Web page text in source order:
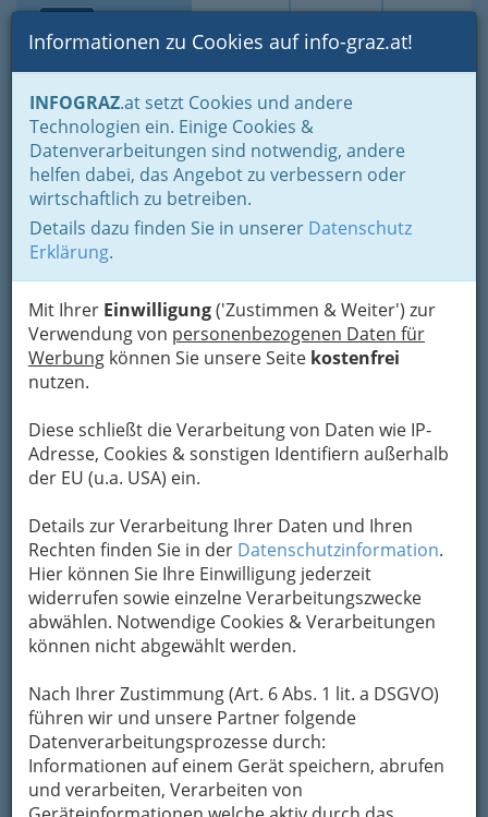
Suche Login Toggle
Informationen zu Cookies auf info-graz.at!
INFOGRAZ.at setzt Cookies und andere
Technologien ein. Einige Cookies &
Datenverarbeitungen sind notwendig, andere
helfen dabei, das Angebot zu verbessern oder
wirtschaftlich zu betreiben.
Details dazu finden Sie in unserer Datenschutz
Erklärung.
Mit Ihrer Einwilligung('Zustimmen & Weiter') zur
Verwendung von personenbezogenen Daten für
Werbung können Sie unsere Seite kostenfrei
nutzen.
Diese schließt die Verarbeitung von Daten wie IP-
Adresse, Cookies & sonstigen Identifiern außerhalb
der EU (u.a. USA) ein.
Details zur Verarbeitung Ihrer Daten und Ihren
Rechten finden Sie in der Datenschutzinformation.
Hier können Sie Ihre Einwilligung jederzeit
widerrufen sowie einzelne Verarbeitungszwecke
abwählen. Notwendige Cookies & Verarbeitungen
können nicht abgewählt werden.
Nach Ihrer Zustimmung (Art. 6 Abs. 1 lit. a DSGVO)
führen wir und unsere Partner folgende
Datenverarbeitungsprozesse durch:
Informationen auf einem Gerät speichern, abrufen
und verarbeiten, Verarbeiten von
Home Branchen Bildung & Weiterbildung
Volksschule Geidorf
Muchargasse 23, 8010 Graz
+43 316 872 - 6800
+43 316 872 - 6801
Direktorin: Heidemarie Scheucher, Telefon
Lehrerzimmer: +43 316 872 - 6802
Die Volksschule Geidorf befindet sich in einer
verkehrsarmen Seitengasse am Fuße des
Schlossberges. Das sehr gut ausgebildete
LehrerInnenteam gestaltet einen Unterricht, der
Spaß und Leistung miteinanderverbindet. Die
Begabungen der Kinder werden gewissenhaft
gefördert. Ein gesichertes Grundwissen als Basis
für weiterführende Schulen wird angestrebt.
Eine offene Kommunikation mit allen Partnern
in einer positiven Atmosphäre ist ein
grundlegendes Anliegen.
Adresse mit Google Maps anschauen
Kontaktaufnahme